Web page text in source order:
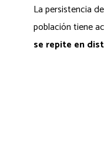
La persistencia
población tiene
se repite en